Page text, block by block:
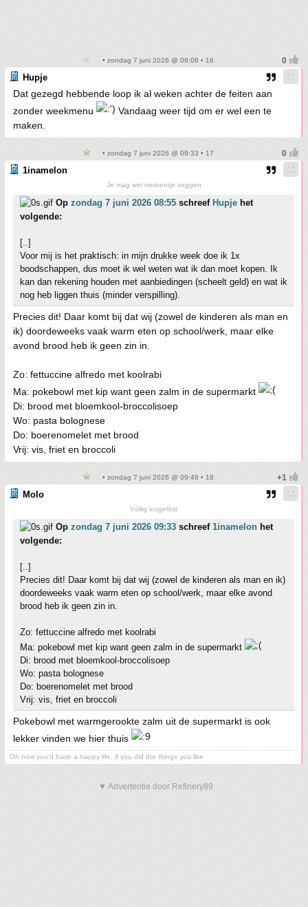
• zondag 7 juni 2026 @ 09:06 • 16
Hupje
Dat gezegd hebbende loop ik al weken achter de feiten aan
zonder weekmenu
Vandaag weer tijd om er wel een te
maken.
• zondag 7 juni 2026 @ 09:33 • 17
1inamelon
Je mag wel meloentje zeggen
Op zondag 7 juni 2026 08:55 schreef Hupje het
volgende:
[..]
Voor mij is het praktisch: in mijn drukke week doe ik 1x
boodschappen, dus moet ik wel weten wat ik dan moet kopen. Ik
kan dan rekening houden met aanbiedingen (scheelt geld) en wat ik
nog heb liggen thuis (minder verspilling).
Precies dit! Daar komt bij dat wij (zowel de kinderen als man en
ik) doordeweeks vaak warm eten op school/werk, maar elke
avond brood heb ik geen zin in.
Zo: fettuccine alfredo met koolrabi
Ma: pokebowl met kip want geen zalm in de supermarkt
Di: brood met bloemkool-broccolisoep
Wo: pasta bolognese
Do: boerenomelet met brood
Vrij: vis, friet en broccoli
• zondag 7 juni 2026 @ 09:46 • 18
Molo
Völlig losgelöst
Op zondag 7 juni 2026 09:33 schreef 1inamelon het
volgende:
[..]
Precies dit! Daar komt bij dat wij (zowel de kinderen als man en ik)
doordeweeks vaak warm eten op school/werk, maar elke avond
brood heb ik geen zin in.
Zo: fettuccine alfredo met koolrabi
Ma: pokebowl met kip want geen zalm in de supermarkt
Di: brood met bloemkool-broccolisoep
Wo: pasta bolognese
Do: boerenomelet met brood
Vrij: vis, friet en broccoli
Pokebowl met warmgerookte zalm uit de supermarkt is ook
lekker vinden we hier thuis
Oh how you'd have a happy life, if you did the things you like
▼ Advertentie door Refinery89